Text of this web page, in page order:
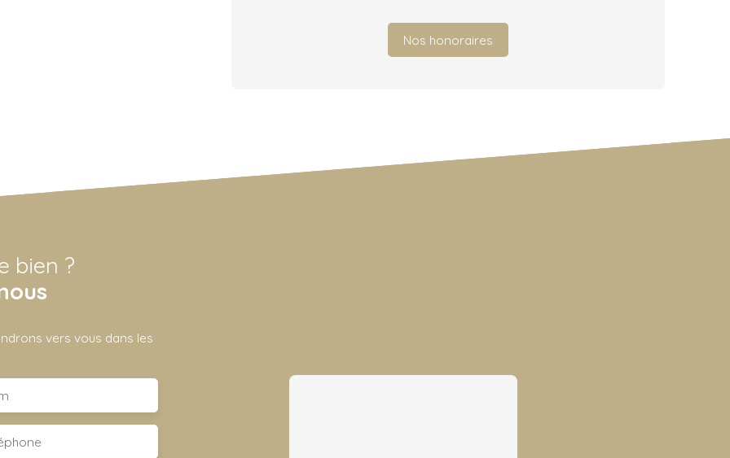
Nos honoraires
bien ?
vers vous dans les